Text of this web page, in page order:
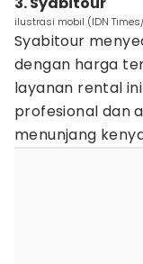
ilustrasi mobil (IDN
Syabitour
dengan harga
layanan rental
profesional dan
menunjang